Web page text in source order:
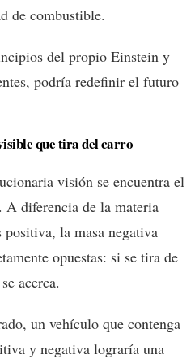
de combustible.
del propio Einstein y
podría redefinir el futuro
que tira del carro
visión se encuentra el
A diferencia de la materia
positiva, la masa negativa
opuestas: si se tira de
acerca.
un vehículo que contenga
y negativa lograría una